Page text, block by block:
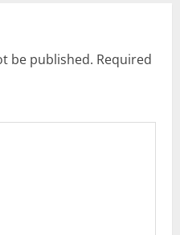
be published. Required